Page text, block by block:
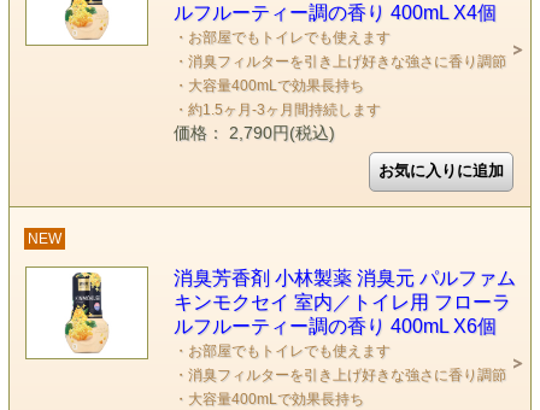
ルフルーティー調の香り 400mL X4個
・お部屋でもトイレでも使えます
・消臭フィルターを引き上げ好きな強さに香り調節
・大容量400mLで効果長持ち
・約1.5ヶ月-3ヶ月間持続します
価格： 2,790円(税込)
NEW
消臭芳香剤 小林製薬 消臭元 パルファム
キンモクセイ 室内／トイレ用 フローラ
ルフルーティー調の香り 400mL X6個
・お部屋でもトイレでも使えます
・消臭フィルターを引き上げ好きな強さに香り調節
・大容量400mLで効果長持ち